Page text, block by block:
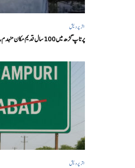
اتر پردیش
پرتاپ گڑھ میں 100 سال قدیم مکان منہدم، ایک ہی کنبہ کے 6 افراد کی موت
اتر پردیش